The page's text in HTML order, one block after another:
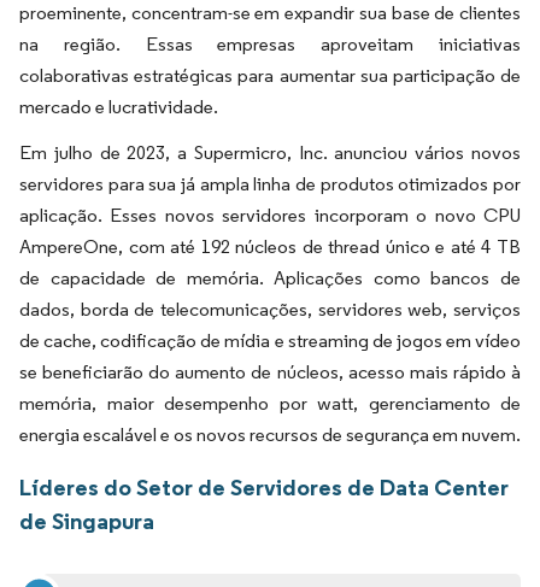
proeminente, concentram-se em expandir sua base de clientes
na região. Essas empresas aproveitam iniciativas
colaborativas estratégicas para aumentar sua participação de
mercado e lucratividade.
Em julho de 2023, a Supermicro, Inc. anunciou vários novos
servidores para sua já ampla linha de produtos otimizados por
aplicação. Esses novos servidores incorporam o novo CPU
AmpereOne, com até 192 núcleos de thread único e até 4 TB
de capacidade de memória. Aplicações como bancos de
dados, borda de telecomunicações, servidores web, serviços
de cache, codificação de mídia e streaming de jogos em vídeo
se beneficiarão do aumento de núcleos, acesso mais rápido à
memória, maior desempenho por watt, gerenciamento de
energia escalável e os novos recursos de segurança em nuvem.
Líderes do Setor de Servidores de Data Center
de Singapura